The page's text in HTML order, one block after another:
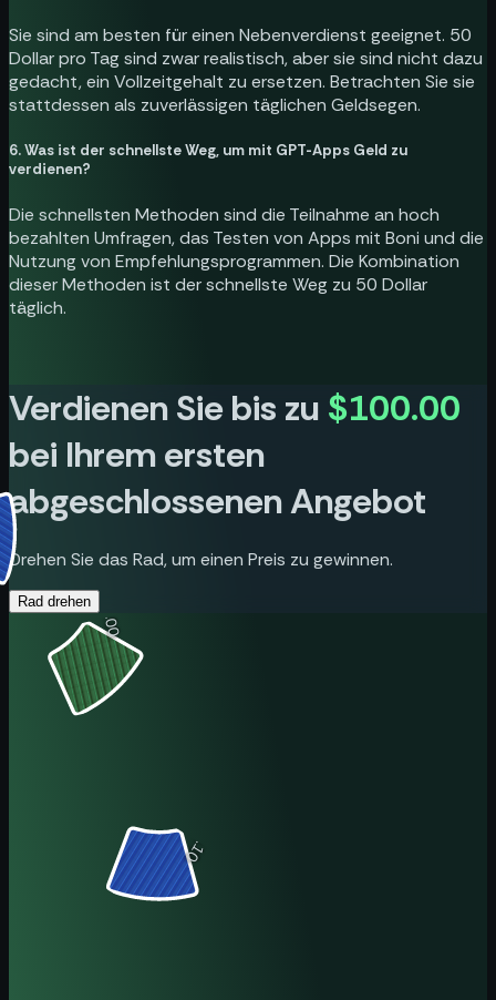
Sie sind am besten für einen Nebenverdienst geeignet. 50
Dollar pro Tag sind zwar realistisch, aber sie sind nicht dazu
gedacht, ein Vollzeitgehalt zu ersetzen. Betrachten Sie sie
stattdessen als zuverlässigen täglichen Geldsegen.
6. Was ist der schnellste Weg, um mit GPT-Apps Geld zu
verdienen?
Die schnellsten Methoden sind die Teilnahme an hoch
bezahlten Umfragen, das Testen von Apps mit Boni und die
Nutzung von Empfehlungsprogrammen. Die Kombination
dieser Methoden ist der schnellste Weg zu 50 Dollar
täglich.
Verdienen Sie bis zu $100.00
bei Ihrem ersten
abgeschlossenen Angebot
Drehen Sie das Rad, um einen Preis zu gewinnen.
Rad drehen $5.00
$0.10